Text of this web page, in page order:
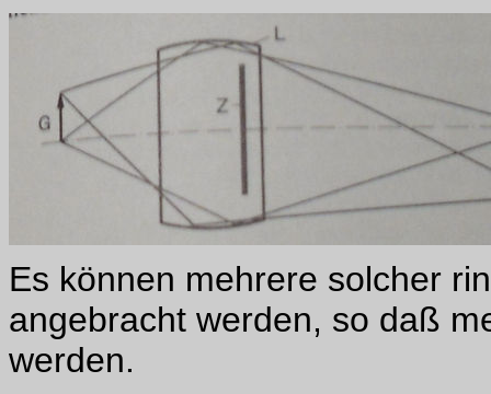
Es können mehrere solcher
angebracht werden, so daß
werden.